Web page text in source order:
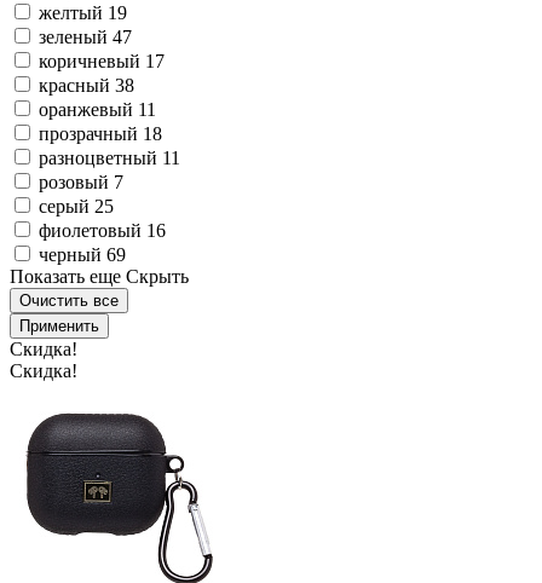
желтый 19
зеленый 47
коричневый 17
красный 38
оранжевый 11
прозрачный 18
разноцветный 11
розовый 7
серый 25
фиолетовый 16
черный 69
Показать еще Скрыть
Очистить все
Применить
Скидка!
Скидка!